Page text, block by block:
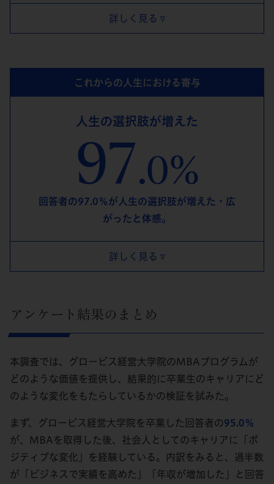
詳しく見る
これからの人生における寄与
人生の選択肢が増えた
97.0%
回答者の97.0％が人生の選択肢が増えた・広
がったと体感。
詳しく見る
アンケート結果のまとめ
本調査では、グロービス経営大学院のMBAプログラムが
どのような価値を提供し、結果的に卒業生のキャリアにど
のような変化をもたらしているかの検証を試みた。
まず、グロービス経営大学院を卒業した回答者の95.0％
が、MBAを取得した後、社会人としてのキャリアに「ポ
ジティブな変化」を経験している。内訳をみると、過半数
が「ビジネスで実績を高めた」「年収が増加した」と回答